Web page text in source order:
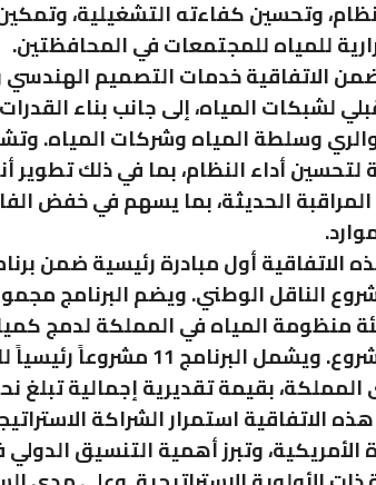
وتحسين كفاءته التشغيلية،
للمياه للمجتمعات في المحافظتين.
الاتفاقية خدمات التصميم الهندسي
لشبكات المياه، إلى جانب بناء
وسلطة المياه وشركات المياه.
لتحسين أداء النظام، بما في ذلك
الحديثة، بما يسهم في خفض
الاتفاقية أول مبادرة رئيسية ضمن
الناقل الوطني. ويضم البرنامج
منظومة المياه في المملكة لدمج
من المشروع. ويشمل البرنامج
بقيمة تقديرية إجمالية تبلغ نحو 850 مليون
الاتفاقية استمرار الشراكة
الأمريكية، وتبرز أهمية التنسيق